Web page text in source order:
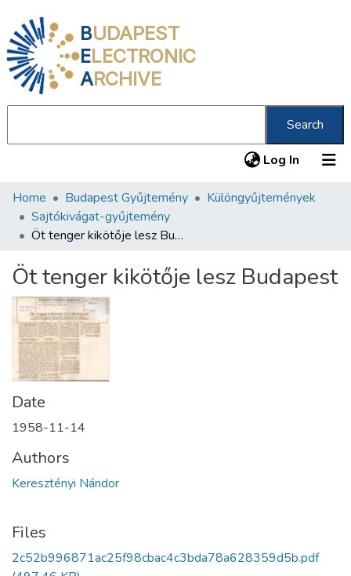
BUDAPEST
ELECTRONIC
ARCHIVE
Search
Log In (current)
Communities & Collections
All of DSpace
Statistics
About us
Home Budapest Gyűjtemény
Különgyűjtemények
Sajtókivágat-gyűjtemény
Öt tenger kikötője lesz Budapest
Öt tenger kikötője lesz Budapest
Date
1958-11-14
Authors
Keresztényi Nándor
Files
2c52b996871ac25f98cbac4c3bda78a628359d5b.pdf